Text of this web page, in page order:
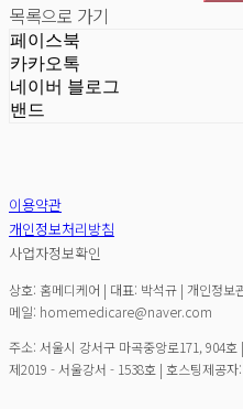
목록으로 가기
페이스북
카카오톡
네이버 블로그
밴드
이용약관
개인정보처리방침
사업자정보확인
상호: 홈메디케어 | 대표: 박석규 | 개인정
메일: homemedicare@naver.com
주소: 서울시 강서구 마곡중앙로171, 904호
제2019 - 서울강서 - 1538호 | 호스팅제공